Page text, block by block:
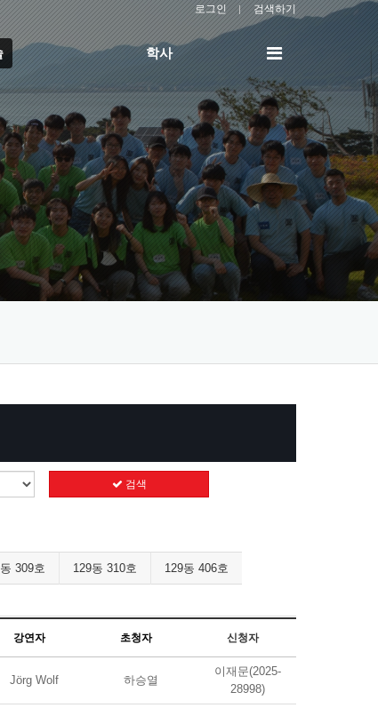
로그인 검색하기
학사
전
메
뉴
검색
309호 129동 310호 129동 406호
강연자 초청자 신청자
Jörg Wolf 하승열
이재문(2025-
28998)